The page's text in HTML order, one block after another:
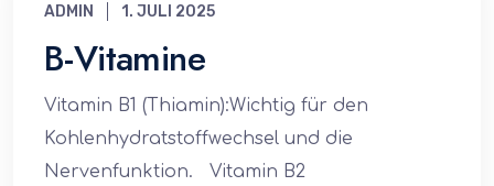
ADMIN 1. JULI 2025
B-Vitamine
Vitamin B1 (Thiamin):Wichtig für den
Kohlenhydratstoffwechsel und die
Nervenfunktion. Vitamin B2